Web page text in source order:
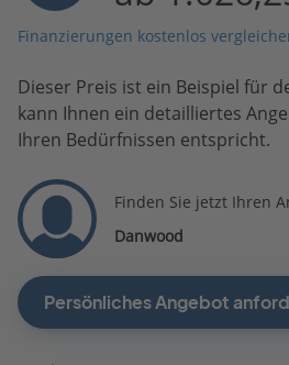
Finanzierungen kostenlos
Dieser Preis ist ein Beispiel für
kann Ihnen ein detailliertes
Ihren Bedürfnissen entspricht.
Finden Sie jetzt Ihren
Danwood
Persönliches Angebot